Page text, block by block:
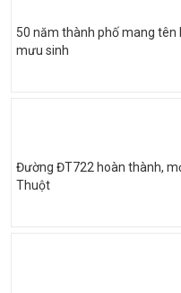
50 năm thành phố mang
mưu sinh
Đường ĐT722 hoàn thành,
Thuột